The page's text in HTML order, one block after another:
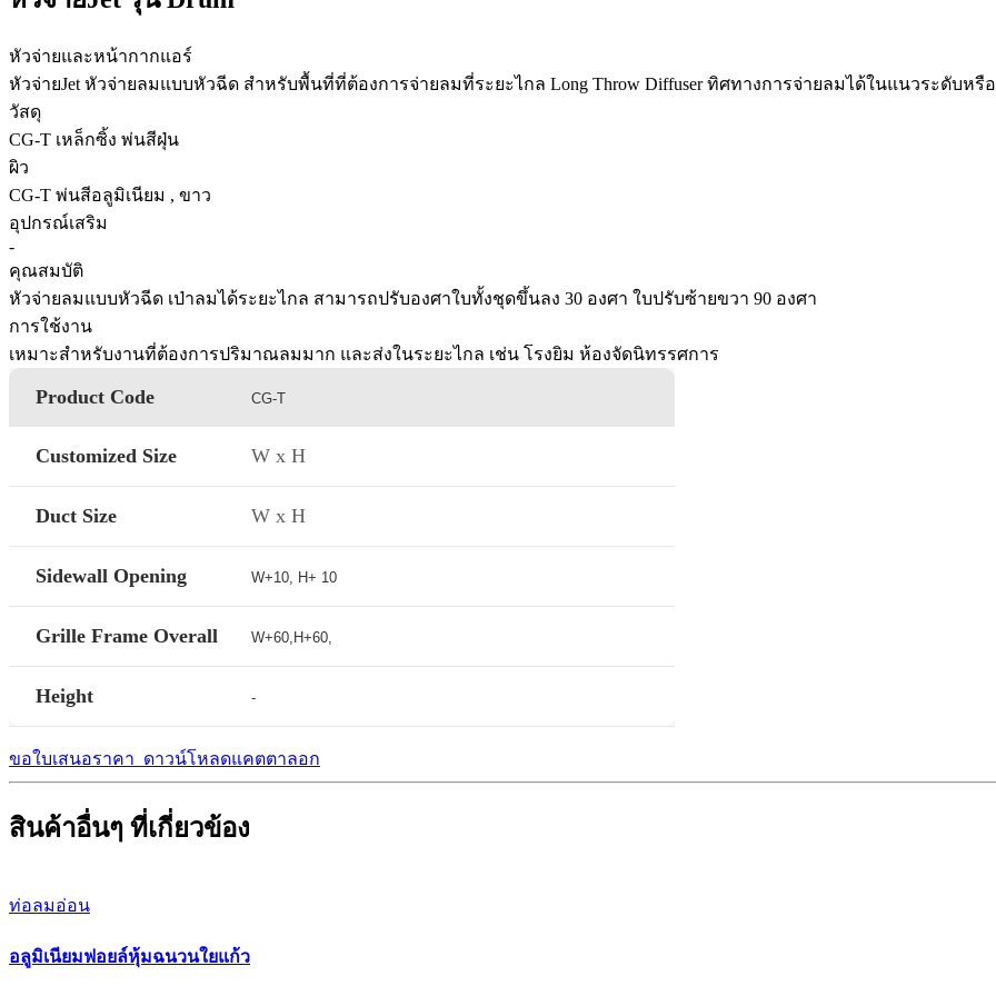
หัวจ่ายและหน้ากากแอร์
หัวจ่ายJet หัวจ่ายลมแบบหัวฉีด สําหรับพื้นที่ที่ต้องการจ่ายลมที่ระยะไกล Long Throw Diffuser ทิศทางการจ่ายลมได้ในแนวระดับหรื
วัสดุ
CG-T เหล็กซิ้ง พ่นสีฝุ่น
ผิว
CG-T พ่นสีอลูมิเนียม , ขาว
อุปกรณ์เสริม
-
คุณสมบัติ
หัวจ่ายลมแบบหัวฉีด เป่าลมได้ระยะไกล สามารถปรับองศาใบทั้งชุดขึ้นลง 30 องศา ใบปรับซ้ายขวา 90 องศา
การใช้งาน
เหมาะสำหรับงานที่ต้องการปริมาณลมมาก และส่งในระยะไกล เช่น โรงยิม ห้องจัดนิทรรศการ
Product Code CG-T
Customized Size W x H
Duct Size W x H
Sidewall Opening W+10, H+ 10
Grille Frame Overall W+60,H+60,
Height -
ขอใบเสนอราคา ดาวน์โหลดแคตตาลอก
สินค้าอื่นๆ ที่เกี่ยวข้อง
ท่อลมอ่อน
อลูมิเนียมฟอยล์หุ้มฉนวนใยแก้ว